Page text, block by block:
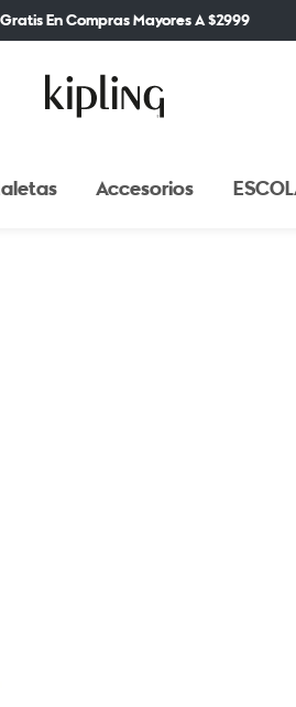
En Compras Mayores A $2999
Accesorios